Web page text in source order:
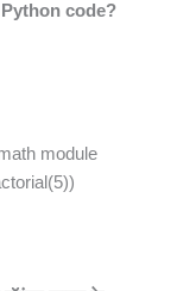
code?
module